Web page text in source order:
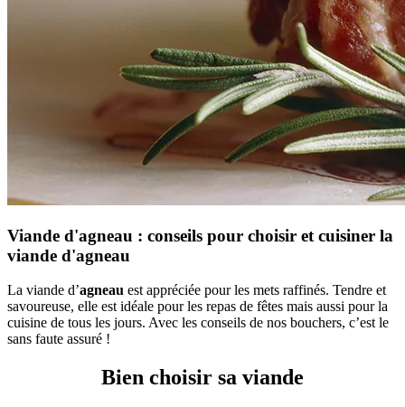
Viande d'agneau : conseils pour choisir et cuisiner la
viande d'agneau
La viande d’agneau est appréciée pour les mets raffinés. Tendre et
savoureuse, elle est idéale pour les repas de fêtes mais aussi pour la
cuisine de tous les jours. Avec les conseils de nos bouchers, c’est le
sans faute assuré !
Bien choisir sa viande